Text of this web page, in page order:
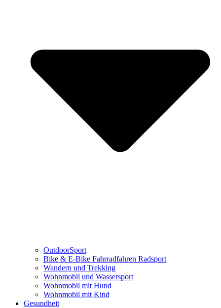
OutdoorSport
Bike & E-Bike Fahrradfahren Radsport
Wandern und Trekking
Wohnmobil und Wassersport
Wohnmobil mit Hund
Wohnmobil mit Kind
Gesundheit